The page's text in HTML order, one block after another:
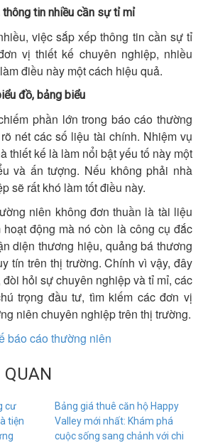
thông tin nhiều cần sự tỉ mỉ
việc sắp xếp thông tin cần sự tỉ
vị thiết kế chuyên nghiệp, nhiều
điều này một cách hiệu quả.
đồ, bảng biểu
phần lớn trong báo cáo thường
nét các số liệu tài chính. Nhiệm vụ
thiết kế là làm nổi bật yếu tố này một
và ấn tượng. Nếu không phải nhà
sẽ rất khó làm tốt điều này.
niên không đơn thuần là tài liệu
động mà nó còn là công cụ đắc
diện thương hiệu, quảng bá thương
tín trên thị trường. Chính vì vậy, đây
hỏi sự chuyên nghiệp và tỉ mỉ, các
trọng đầu tư, tìm kiếm các đơn vị
niên chuyên nghiệp trên thị trường.
báo cáo thường niên
QUAN
cư
tiện
Bảng giá thuê căn hộ Happy
Valley mới nhất: Khám phá
cuộc sống sang chảnh với chi